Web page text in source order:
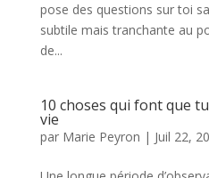
pose des questions sur toi
subtile mais tranchante au
de...
10 choses qui font que
vie
par Marie Peyron | Juil 22,